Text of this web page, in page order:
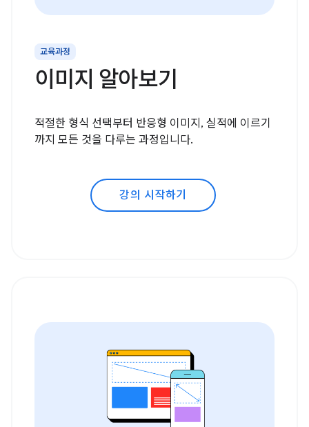
교육과정
이미지 알아보기
적절한 형식 선택부터 반응형 이미지, 실적에 이르기
까지 모든 것을 다루는 과정입니다.
강의 시작하기